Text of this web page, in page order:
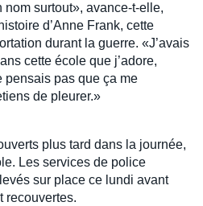
nom surtout», avance-t-elle,
d’Anne Frank, cette
durant la guerre. «J’avais
cette école que j’adore,
pensais pas que ça me
de pleurer.»
plus tard dans la journée,
Les services de police
sur place ce lundi avant
recouvertes.